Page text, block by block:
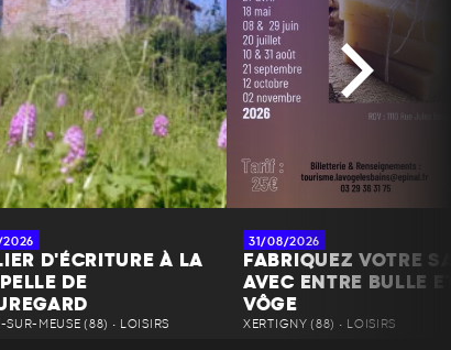
D'ÉCRITURE À LA
DE
SUR-MEUSE (88) • LOISIRS
31/08/2026
FABRIQUEZ VOTRE
AVEC ENTRE BULLE
VÔGE
XERTIGNY (88) • LOISIRS